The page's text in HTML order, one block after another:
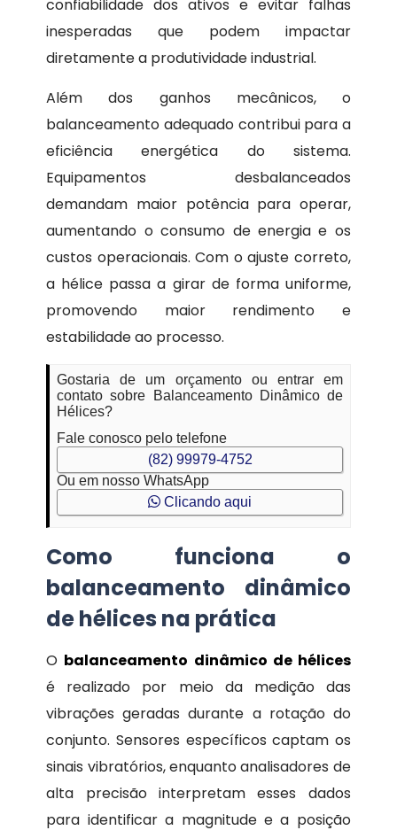
confiabilidade dos ativos e evitar falhas
inesperadas que podem impactar
diretamente a produtividade industrial.
Além dos ganhos mecânicos, o
balanceamento adequado contribui para a
eficiência energética do sistema.
Equipamentos desbalanceados
demandam maior potência para operar,
aumentando o consumo de energia e os
custos operacionais. Com o ajuste correto,
a hélice passa a girar de forma uniforme,
promovendo maior rendimento e
estabilidade ao processo.
Gostaria de um orçamento ou entrar em
contato sobre Balanceamento Dinâmico de
Hélices?
Fale conosco pelo telefone
(82) 99979-4752
Ou em nosso WhatsApp
Clicando aqui
Como funciona o
balanceamento dinâmico
de hélices na prática
O balanceamento dinâmico de hélices
é realizado por meio da medição das
vibrações geradas durante a rotação do
conjunto. Sensores específicos captam os
sinais vibratórios, enquanto analisadores de
alta precisão interpretam esses dados
para identificar a magnitude e a posição